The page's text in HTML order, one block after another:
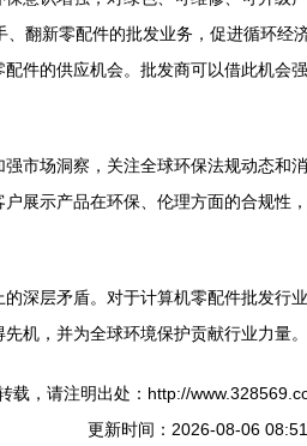
翻新零配件的批发业务，促进循环
件的供应机会。批发商可以借此机
市场洞察，关注全球环保法规动态和
展示产品在环保、伦理方面的合规
深层矛盾。对于计算机零配件批发
机，并为全球环境保护贡献行业力量。
载，请注明出处：http://
更新时间：2026-08-06